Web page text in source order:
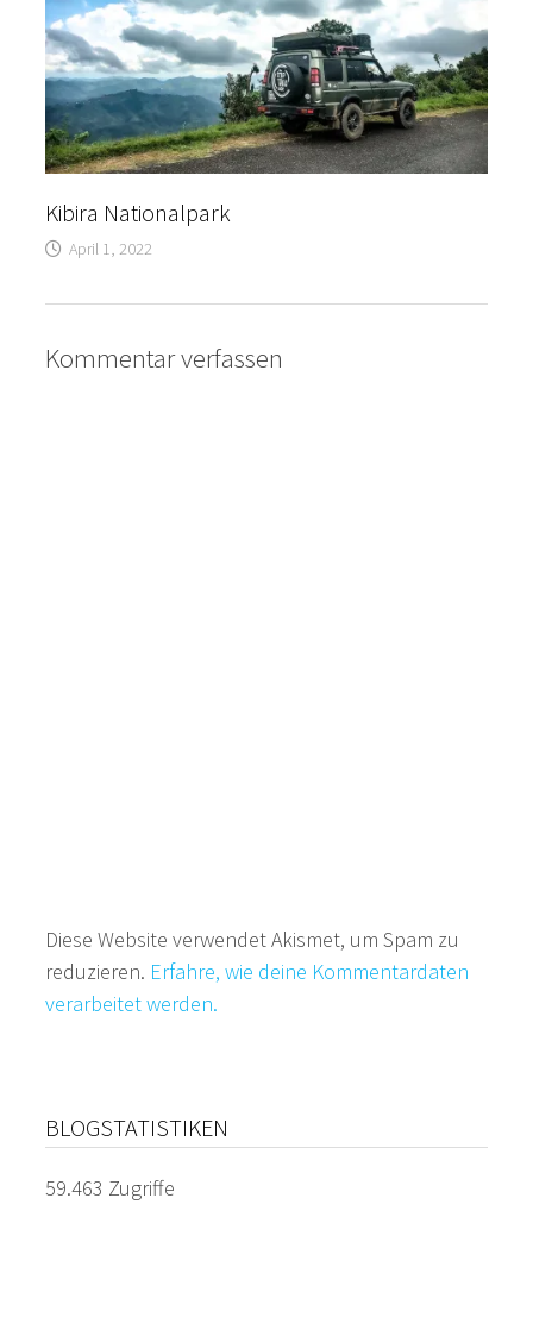
Kibira Nationalpark
April 1, 2022
Kommentar verfassen
Diese Website verwendet Akismet, um Spam zu
reduzieren. Erfahre, wie deine Kommentardaten
verarbeitet werden.
BLOGSTATISTIKEN
59.463 Zugriffe